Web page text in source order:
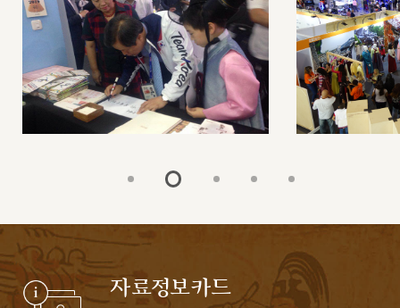
자료정보카드